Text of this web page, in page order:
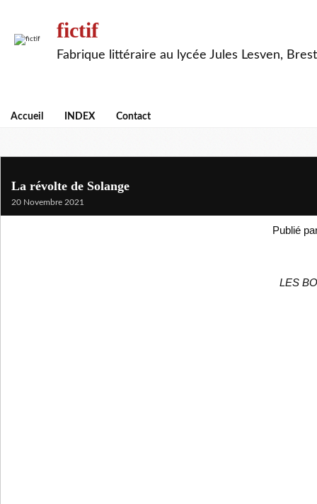
fictif
Fabrique littéraire au lycée Jules Lesven, Brest
Accueil INDEX Contact
La révolte de Solange
20 Novembre 2021
Publié
LES